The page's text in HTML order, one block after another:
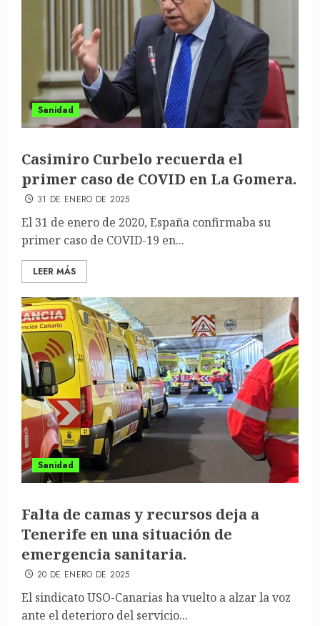
Sanidad
Casimiro Curbelo recuerda el
primer caso de COVID en La Gomera.
31 DE ENERO DE 2025
El 31 de enero de 2020, España confirmaba su
primer caso de COVID-19 en...
LEER MÁS
Sanidad
Falta de camas y recursos deja a
Tenerife en una situación de
emergencia sanitaria.
20 DE ENERO DE 2025
El sindicato USO-Canarias ha vuelto a alzar la voz
ante el deterioro del servicio...